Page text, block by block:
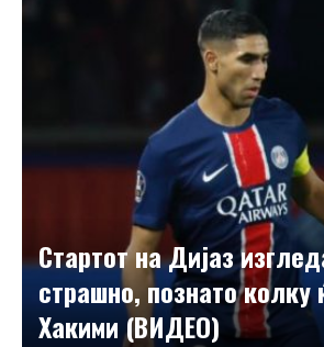
Стартот на Дијаз
страшно, познато колку
Хакими (ВИДЕО)